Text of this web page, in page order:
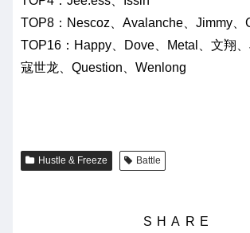
TOP8：Nescoz、Avalanche、Jimmy、
TOP16：Happy、Dove、Metal、文翔、
寇世龙、Question、Wenlong
Hustle & Freeze Battle